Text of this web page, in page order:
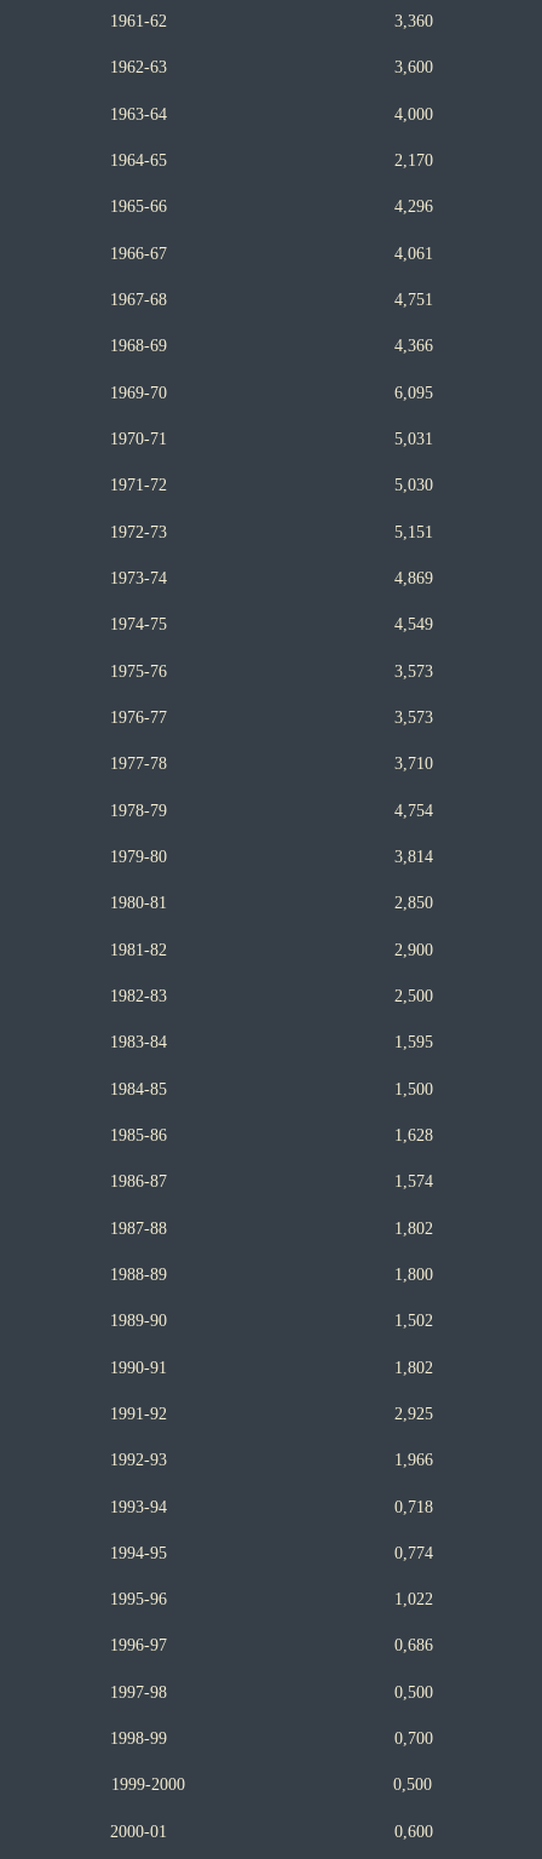
1961-62 3,360
1962-63 3,600
1963-64 4,000
1964-65 2,170
1965-66 4,296
1966-67 4,061
1967-68 4,751
1968-69 4,366
1969-70 6,095
1970-71 5,031
1971-72 5,030
1972-73 5,151
1973-74 4,869
1974-75 4,549
1975-76 3,573
1976-77 3,573
1977-78 3,710
1978-79 4,754
1979-80 3,814
1980-81 2,850
1981-82 2,900
1982-83 2,500
1983-84 1,595
1984-85 1,500
1985-86 1,628
1986-87 1,574
1987-88 1,802
1988-89 1,800
1989-90 1,502
1990-91 1,802
1991-92 2,925
1992-93 1,966
1993-94 0,718
1994-95 0,774
1995-96 1,022
1996-97 0,686
1997-98 0,500
1998-99 0,700
1999-2000 0,500
2000-01 0,600